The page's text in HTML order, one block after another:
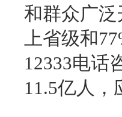
和群众广
上省级和
12333电话
11.5亿人，